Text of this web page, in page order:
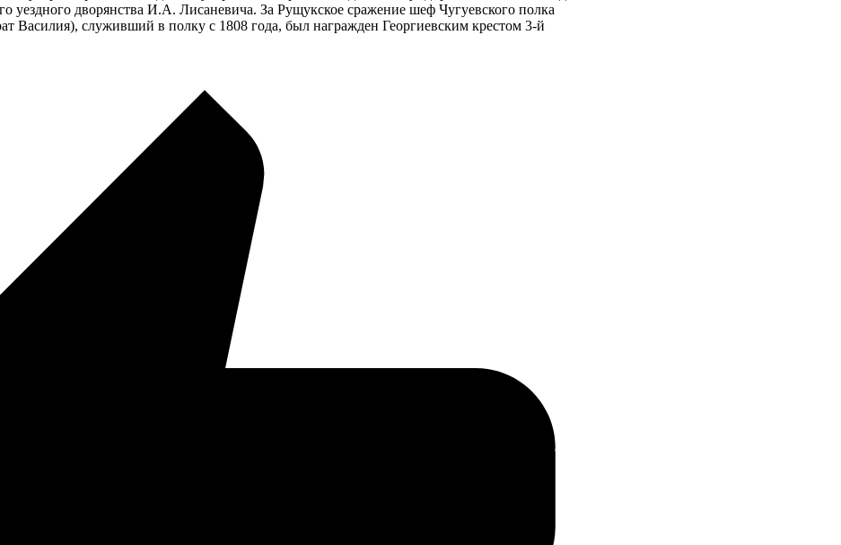
уездного дворянства И.А. Лисаневича. За Рущукское сражение шеф Чугуевского полка
Василия), служивший в полку с 1808 года, был награжден Георгиевским крестом 3-й